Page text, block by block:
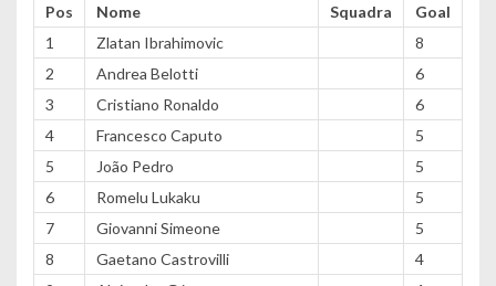
Pos Nome Squadra
Goal
1
Zlatan Ibrahimovic
8
2
Andrea Belotti
6
3
Cristiano Ronaldo
6
4
Francesco Caputo
5
5
João Pedro
5
6
Romelu Lukaku
5
7
Giovanni Simeone
5
8
Gaetano Castrovilli
4